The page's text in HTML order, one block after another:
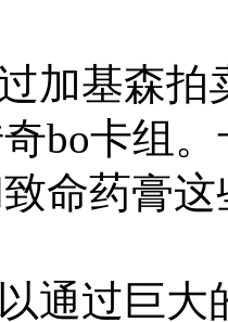
加基森拍
bo卡组
命药膏
通过巨